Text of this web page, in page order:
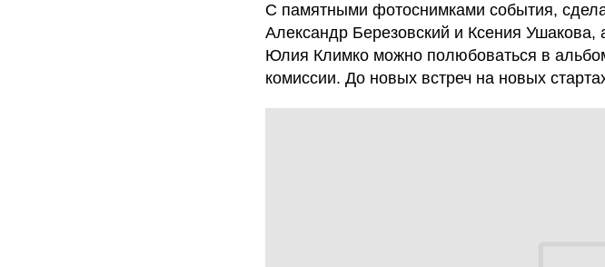
С памятными фотоснимками события,
Александр Березовский и Ксения
Юлия Климко можно полюбоваться в
комиссии. До новых встреч на новых